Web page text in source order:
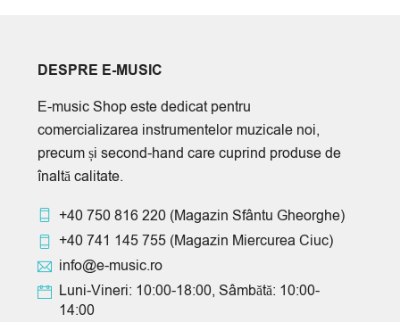
DESPRE E-MUSIC
E-music Shop este dedicat pentru
comercializarea instrumentelor muzicale noi,
precum și second-hand care cuprind produse de
înaltă calitate.
+40 750 816 220 (Magazin Sfântu Gheorghe)
+40 741 145 755 (Magazin Miercurea Ciuc)
info@e-music.ro
Luni-Vineri: 10:00-18:00, Sâmbătă: 10:00-
14:00